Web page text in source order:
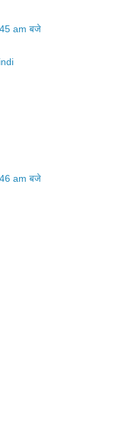
am बजे
am बजे